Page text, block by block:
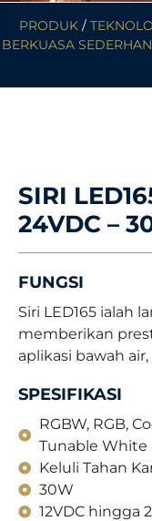
PRODUK/
BERKUASA
SIRI
24VDC –
FUNGSI
Siri LED165 ialah
memberikan
aplikasi bawah
SPESIFIKASI
RGBW, RGB,
Tunable
Keluli Tahan
30W
12VDC hingga